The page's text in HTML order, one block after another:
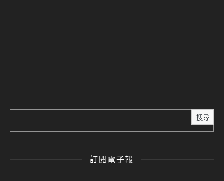
搜尋
訂閱電子報